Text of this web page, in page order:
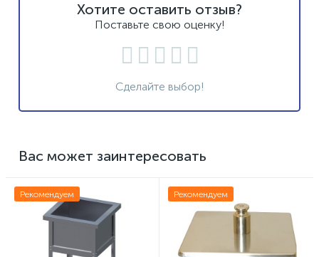
Хотите оставить отзыв?
Поставьте свою оценку!
Сделайте выбор!
Вас может заинтересовать
Рекомендуем Рекомендуем